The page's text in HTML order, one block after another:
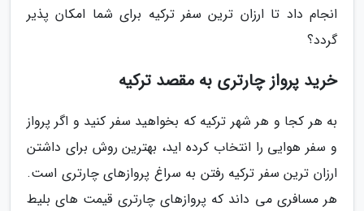
انجام داد تا ارزان ترین سفر ترکیه برای شما امکان پذیر
گردد؟
خرید پرواز چارتری به مقصد ترکیه
به هر کجا و هر شهر ترکیه که بخواهید سفر کنید و اگر پرواز
و سفر هوایی را انتخاب کرده اید، بهترین روش برای داشتن
ارزان ترین سفر ترکیه رفتن به سراغ پروازهای چارتری است.
هر مسافری می داند که پروازهای چارتری قیمت های بلیط